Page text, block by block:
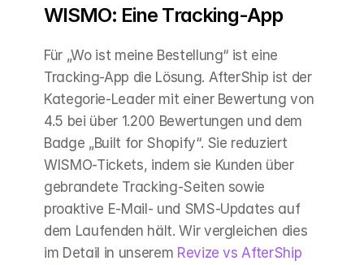
WISMO: Eine Tracking-App
Für „Wo ist meine Bestellung“ ist eine
Tracking-App die Lösung. AfterShip ist der
Kategorie-Leader mit einer Bewertung von
4.5 bei über 1.200 Bewertungen und dem
Badge „Built for Shopify“. Sie reduziert
WISMO-Tickets, indem sie Kunden über
gebrandete Tracking-Seiten sowie
proaktive E-Mail- und SMS-Updates auf
dem Laufenden hält. Wir vergleichen dies
im Detail in unserem Revize vs AfterShip